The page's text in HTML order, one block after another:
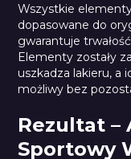
Wszystkie
dopasowane do
gwarantuje
Elementy zostały
uszkadza lakieru, a
możliwy bez
Rezultat –
Sportowy